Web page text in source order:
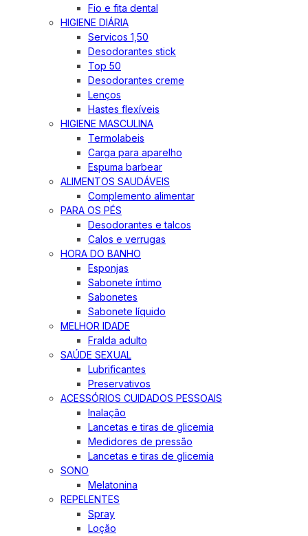
Fio e fita dental
HIGIENE DIÁRIA
Servicos 1,50
Desodorantes stick
Top 50
Desodorantes creme
Lenços
Hastes flexíveis
HIGIENE MASCULINA
Termolabeis
Carga para aparelho
Espuma barbear
ALIMENTOS SAUDÁVEIS
Complemento alimentar
PARA OS PÉS
Desodorantes e talcos
Calos e verrugas
HORA DO BANHO
Esponjas
Sabonete íntimo
Sabonetes
Sabonete líquido
MELHOR IDADE
Fralda adulto
SAÚDE SEXUAL
Lubrificantes
Preservativos
ACESSÓRIOS CUIDADOS PESSOAIS
Inalação
Lancetas e tiras de glicemia
Medidores de pressão
Lancetas e tiras de glicemia
SONO
Melatonina
REPELENTES
Spray
Loção